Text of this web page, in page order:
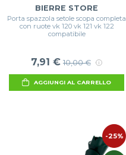
BIERRE STORE
Porta spazzola setole scopa completa
con ruote vk 120 vk 121 vk 122
compatibile
7,91 € 10,00 €
AGGIUNGI AL CARRELLO
-25%